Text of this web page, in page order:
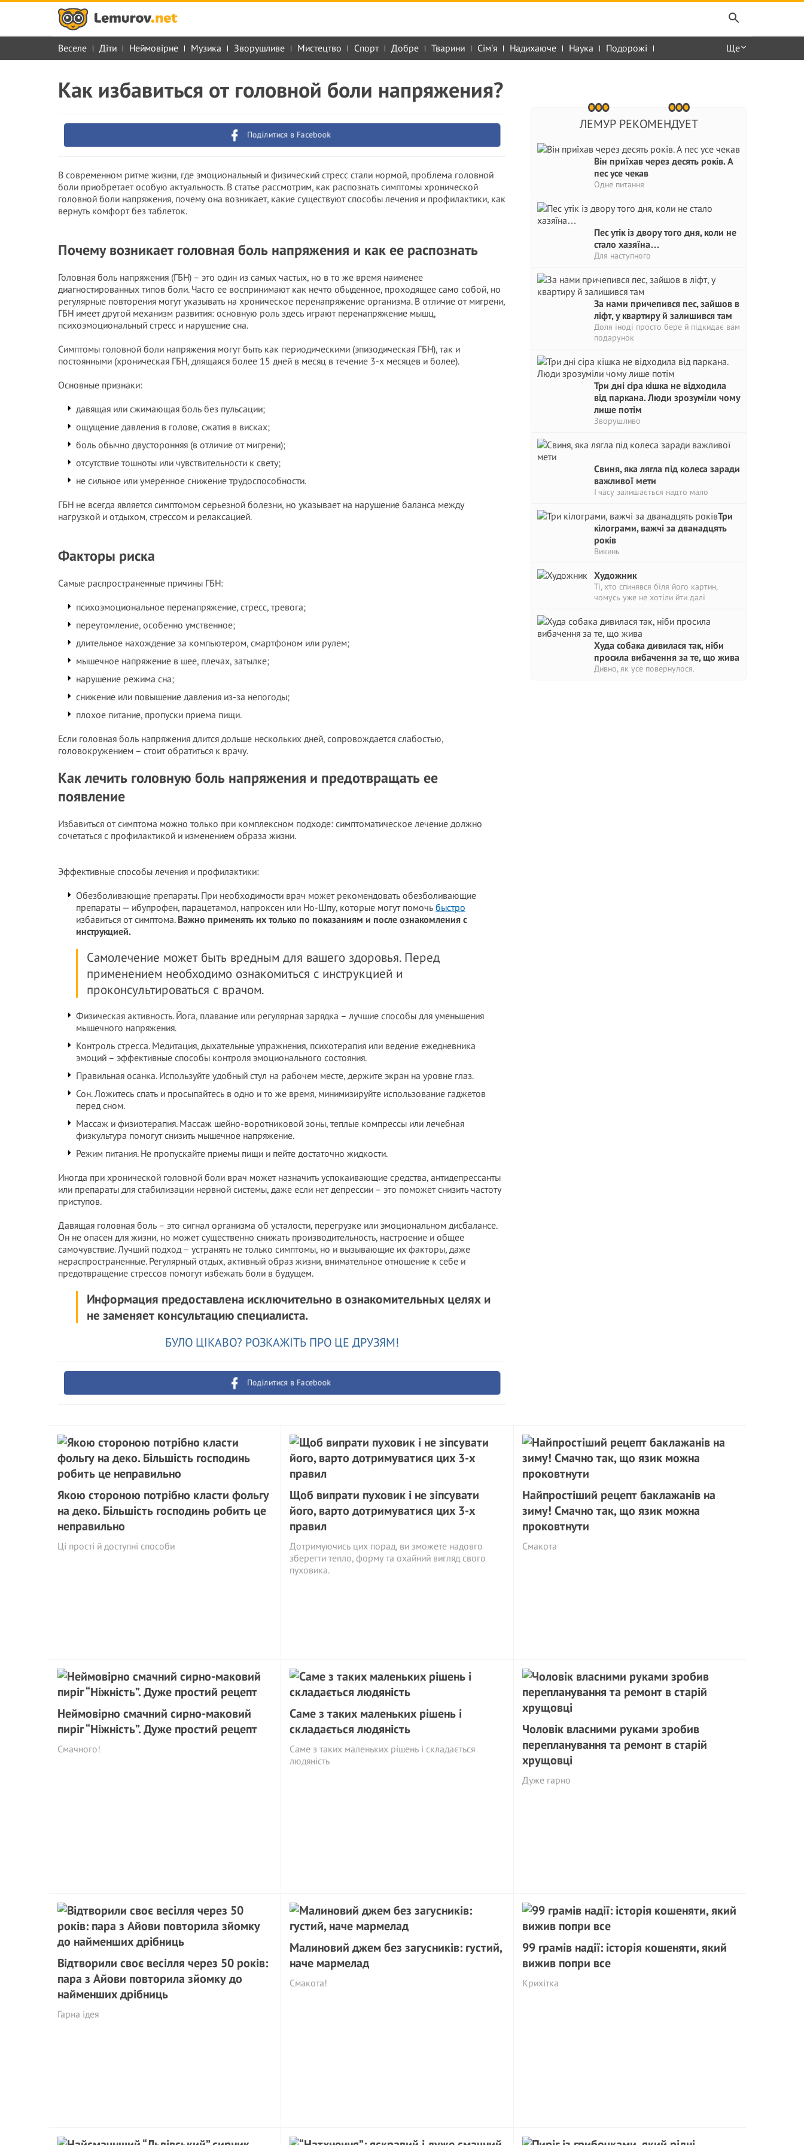
Веселе Діти Неймовірне Музика Зворушливе Мистецтво Спорт Добре Тварини Сім'я Надихаюче Наука Подорожі Ще
ЛЕМУР РЕКОМЕНДУЕТ
Він приїхав через десять років. А
пес усе чекав
Одне питання
Пес утік із двору того дня, коли не
стало хазяїна…
Для наступного
За нами причепився пес, зайшов в
ліфт, у квартиру й залишився там
Доля іноді просто бере й підкидає вам
подарунок
Три дні сіра кішка не відходила
від паркана. Люди зрозуміли чому
лише потім
Зворушливо
Свиня, яка лягла під колеса заради
важливої мети
І часу залишається надто мало
Три
кілограми, важчі за дванадцять
років
Викинь
Художник
Ті, хто спинявся біля його картин,
чомусь уже не хотіли йти далі
Худа собака дивилася так, ніби
просила вибачення за те, що жива
Дивно, як усе повернулося.
Как избавиться от головной боли напряжения?
Поділитися в Facebook
В современном ритме жизни, где эмоциональный и физический стресс стали нормой, проблема головной
боли приобретает особую актуальность. В статье рассмотрим, как распознать симптомы хронической
головной боли напряжения, почему она возникает, какие существуют способы лечения и профилактики, как
вернуть комфорт без таблеток.
Почему возникает головная боль напряжения и как ее распознать
Головная боль напряжения (ГБН) – это один из самых частых, но в то же время наименее
диагностированных типов боли. Часто ее воспринимают как нечто обыденное, проходящее само собой, но
регулярные повторения могут указывать на хроническое перенапряжение организма. В отличие от мигрени,
ГБН имеет другой механизм развития: основную роль здесь играют перенапряжение мышц,
психоэмоциональный стресс и нарушение сна.
Симптомы головной боли напряжения могут быть как периодическими (эпизодическая ГБН), так и
постоянными (хроническая ГБН, длящаяся более 15 дней в месяц в течение 3-х месяцев и более).
Основные признаки:
давящая или сжимающая боль без пульсации;
ощущение давления в голове, сжатия в висках;
боль обычно двусторонняя (в отличие от мигрени);
отсутствие тошноты или чувствительности к свету;
не сильное или умеренное снижение трудоспособности.
ГБН не всегда является симптомом серьезной болезни, но указывает на нарушение баланса между
нагрузкой и отдыхом, стрессом и релаксацией.
Факторы риска
Самые распространенные причины ГБН:
психоэмоциональное перенапряжение, стресс, тревога;
переутомление, особенно умственное;
длительное нахождение за компьютером, смартфоном или рулем;
мышечное напряжение в шее, плечах, затылке;
нарушение режима сна;
снижение или повышение давления из-за непогоды;
плохое питание, пропуски приема пищи.
Если головная боль напряжения длится дольше нескольких дней, сопровождается слабостью,
головокружением – стоит обратиться к врачу.
Как лечить головную боль напряжения и предотвращать ее
появление
Избавиться от симптома можно только при комплексном подходе: симптоматическое лечение должно
сочетаться с профилактикой и изменением образа жизни.
Эффективные способы лечения и профилактики:
Обезболивающие препараты. При необходимости врач может рекомендовать обезболивающие
препараты — ибупрофен, парацетамол, напроксен или Но-Шпу, которые могут помочь быстро
избавиться от симптома. Важно применять их только по показаниям и после ознакомления с
инструкцией.
Самолечение может быть вредным для вашего здоровья. Перед
применением необходимо ознакомиться с инструкцией и
проконсультироваться с врачом.
Физическая активность. Йога, плавание или регулярная зарядка – лучшие способы для уменьшения
мышечного напряжения.
Контроль стресса. Медитация, дыхательные упражнения, психотерапия или ведение ежедневника
эмоций – эффективные способы контроля эмоционального состояния.
Правильная осанка. Используйте удобный стул на рабочем месте, держите экран на уровне глаз.
Сон. Ложитесь спать и просыпайтесь в одно и то же время, минимизируйте использование гаджетов
перед сном.
Массаж и физиотерапия. Массаж шейно-воротниковой зоны, теплые компрессы или лечебная
физкультура помогут снизить мышечное напряжение.
Режим питания. Не пропускайте приемы пищи и пейте достаточно жидкости.
Иногда при хронической головной боли врач может назначить успокаивающие средства, антидепрессанты
или препараты для стабилизации нервной системы, даже если нет депрессии – это поможет снизить частоту
приступов.
Давящая головная боль – это сигнал организма об усталости, перегрузке или эмоциональном дисбалансе.
Он не опасен для жизни, но может существенно снижать производительность, настроение и общее
самочувствие. Лучший подход – устранять не только симптомы, но и вызывающие их факторы, даже
нераспространенные. Регулярный отдых, активный образ жизни, внимательное отношение к себе и
предотвращение стрессов помогут избежать боли в будущем.
Информация предоставлена исключительно в ознакомительных целях и
не заменяет консультацию специалиста.
БУЛО ЦІКАВО? РОЗКАЖІТЬ ПРО ЦЕ ДРУЗЯМ!
Поділитися в Facebook
Якою стороною потрібно класти фольгу
на деко. Більшість господинь робить це
неправильно
Ці прості й доступні способи
Щоб випрати пуховик і не зіпсувати
його, варто дотримуватися цих 3-х
правил
Дотримуючись цих порад, ви зможете надовго
зберегти тепло, форму та охайний вигляд свого
пуховика.
Найпростіший рецепт баклажанів на
зиму! Смачно так, що язик можна
проковтнути
Смакота
Неймовірно смачний сирно-маковий
пиріг “Ніжність”. Дуже простий рецепт
Смачного!
Саме з таких маленьких рішень і
складається людяність
Саме з таких маленьких рішень і складається
людяність
Чоловік власними руками зробив
перепланування та ремонт в старій
хрущовці
Дуже гарно
Відтворили своє весілля через 50 років:
пара з Айови повторила зйомку до
найменших дрібниць
Гарна ідея
Малиновий джем без загусників: густий,
наче мармелад
Смакота!
99 грамів надії: історія кошеняти, який
вижив попри все
Крихітка